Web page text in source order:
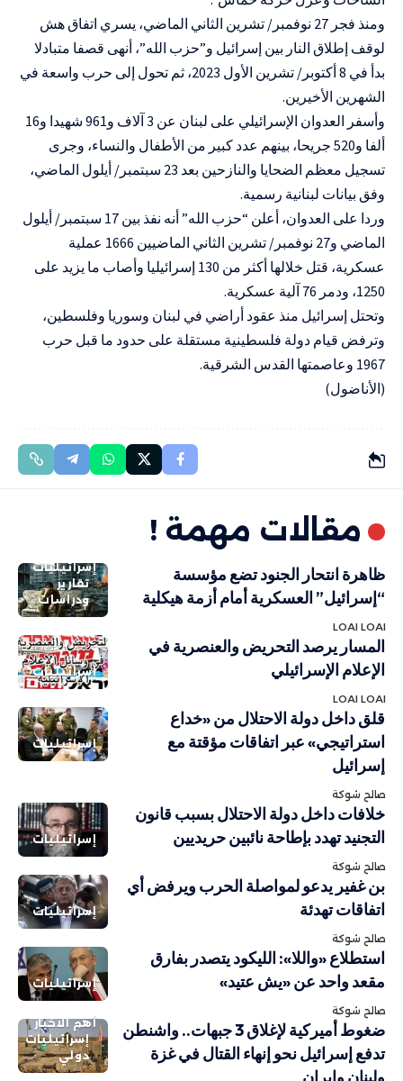
ومنذ فجر 27 نوفمبر/ تشرين الثاني الماضي، يسري اتفاق هش
لوقف إطلاق النار بين إسرائيل و”حزب الله”، أنهى قصفا متبادلا
بدأ في 8 أكتوبر/ تشرين الأول 2023، ثم تحول إلى حرب واسعة في
الشهرين الأخيرين.
وأسفر العدوان الإسرائيلي على لبنان عن 3 آلاف و961 شهيدا و16
ألفا و520 جريحا، بينهم عدد كبير من الأطفال والنساء، وجرى
تسجيل معظم الضحايا والنازحين بعد 23 سبتمبر/ أيلول الماضي،
وفق بيانات لبنانية رسمية.
وردا على العدوان، أعلن “حزب الله” أنه نفذ بين 17 سبتمبر/ أيلول
الماضي و27 نوفمبر/ تشرين الثاني الماضيين 1666 عملية
عسكرية، قتل خلالها أكثر من 130 إسرائيليا وأصاب ما يزيد على
1250، ودمر 76 آلية عسكرية.
وتحتل إسرائيل منذ عقود أراضي في لبنان وسوريا وفلسطين،
وترفض قيام دولة فلسطينية مستقلة على حدود ما قبل حرب
1967 وعاصمتها القدس الشرقية.
(الأناضول)
مقالات مهمة !
إسرائيليات
تقارير
ودراسات
ظاهرة انتحار الجنود تضع مؤسسة
“إسرائيل” العسكرية أمام أزمة هيكلية
LOAI LOAI
إسرائيليات
المسار يرصد التحريض والعنصرية في
الإعلام الإسرائيلي
LOAI LOAI
إسرائيليات
قلق داخل دولة الاحتلال من «خداع
استراتيجي» عبر اتفاقات مؤقتة مع
إسرائيل
صالح شوكة
إسرائيليات
خلافات داخل دولة الاحتلال بسبب قانون
التجنيد تهدد بإطاحة نائبين حريديين
صالح شوكة
إسرائيليات
بن غفير يدعو لمواصلة الحرب ويرفض أي
اتفاقات تهدئة
صالح شوكة
إسرائيليات
استطلاع «واللا»: الليكود يتصدر بفارق
مقعد واحد عن «يش عتيد»
صالح شوكة
أهم الاخبار
إسرائيليات
دولي
ضغوط أميركية لإغلاق 3 جبهات.. واشنطن
تدفع إسرائيل نحو إنهاء القتال في غزة
ولبنان وإيران